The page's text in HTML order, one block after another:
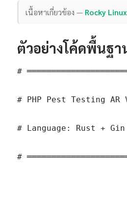
เนื้อหาเกี่ยวข้อง — Rocky
ตัวอย่างโค้ดพื้นฐา
#
# PHP Pest Testing AR
# Language: Rust + Gin
#